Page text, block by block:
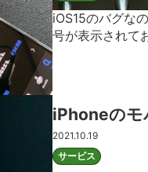
iOS15のバグな
号が表示されて
iPhoneのモ
2021.10.19
サービス